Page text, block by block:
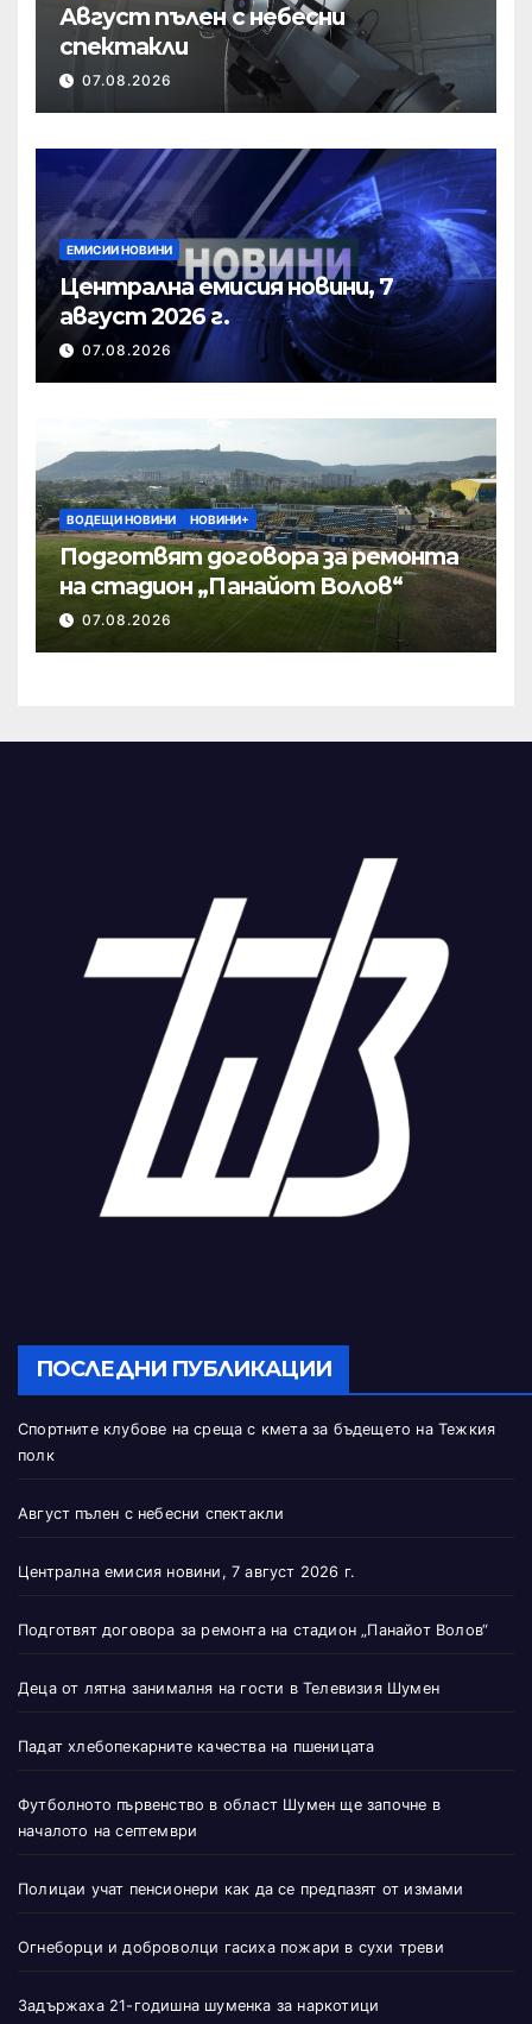
Август пълен с небесни
спектакли
07.08.2026
ЕМИСИИ НОВИНИ
Централна емисия новини, 7
август 2026 г.
07.08.2026
ВОДЕЩИ НОВИНИ НОВИНИ+
Подготвят договора за ремонта
на стадион „Панайот Волов“
07.08.2026
ПОСЛЕДНИ ПУБЛИКАЦИИ
Спортните клубове на среща с кмета за бъдещето на Тежкия
полк
Август пълен с небесни спектакли
Централна емисия новини, 7 август 2026 г.
Подготвят договора за ремонта на стадион „Панайот Волов“
Деца от лятна занималня на гости в Телевизия Шумен
Падат хлебопекарните качества на пшеницата
Футболното първенство в област Шумен ще започне в
началото на септември
Полицаи учат пенсионери как да се предпазят от измами
Огнеборци и доброволци гасиха пожари в сухи треви
Задържаха 21-годишна шуменка за наркотици